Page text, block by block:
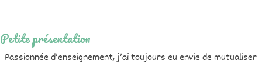
Petite présentation
Passionnée d’enseignement, j’ai toujours eu envie de mutualiser